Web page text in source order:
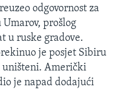
odgovornost za
prošlog
u ruske gradove.
je posjet Sibiru
uništeni. Američki
je napad dodajući